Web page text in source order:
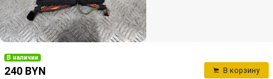
В наличии
240 BYN В корзину